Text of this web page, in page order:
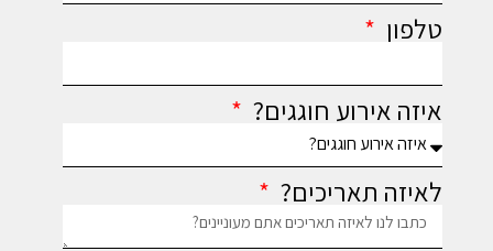
טלפון
איזה אירוע חוגגים?
לאיזה תאריכים?